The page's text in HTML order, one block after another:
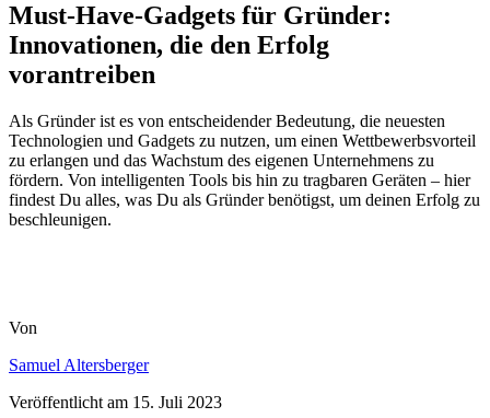
Must-Have-Gadgets für Gründer:
Innovationen, die den Erfolg
vorantreiben
Als Gründer ist es von entscheidender Bedeutung, die neuesten
Technologien und Gadgets zu nutzen, um einen Wettbewerbsvorteil
zu erlangen und das Wachstum des eigenen Unternehmens zu
fördern. Von intelligenten Tools bis hin zu tragbaren Geräten – hier
findest Du alles, was Du als Gründer benötigst, um deinen Erfolg zu
beschleunigen.
Von
Samuel Altersberger
Veröffentlicht am 15. Juli 2023